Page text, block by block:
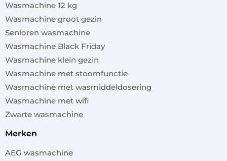
Wasmachine 12 kg
Wasmachine groot gezin
Senioren wasmachine
Wasmachine Black Friday
Wasmachine klein gezin
Wasmachine met stoomfunctie
Wasmachine met wasmiddeldosering
Wasmachine met wifi
Zwarte wasmachine
merken
AEG wasmachine